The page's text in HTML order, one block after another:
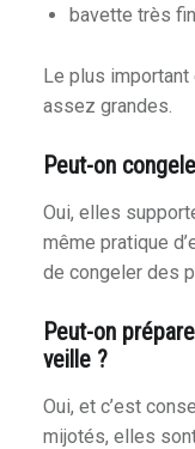
bavette très
Le plus important
assez grandes.
Peut-on
Oui, elles
même pratique
de congeler des
Peut-on
veille ?
Oui, et c’est
mijotés, elles